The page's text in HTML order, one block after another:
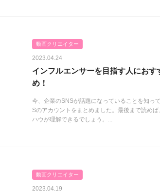
動画クリエイター
2023.04.24
インフルエンサーを目指す人にお
め！
今、企業のSNSが話題になっていることを知っ
Sのアカウントをまとめました。最後まで読め
ハウが理解できるでしょう。...
動画クリエイター
2023.04.19